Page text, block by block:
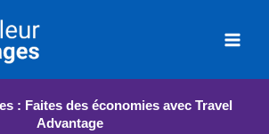
: Faites des économies avec Travel
Advantage